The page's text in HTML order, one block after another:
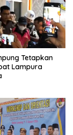
Tetapkan
Lampura